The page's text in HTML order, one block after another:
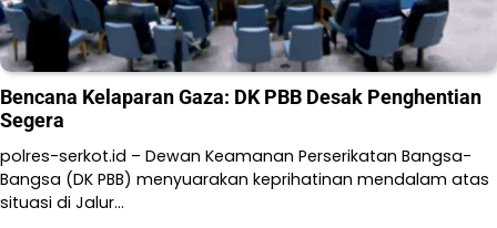
Bencana Kelaparan Gaza: DK PBB Desak Penghentian
Segera
polres-serkot.id – Dewan Keamanan Perserikatan Bangsa-
Bangsa (DK PBB) menyuarakan keprihatinan mendalam atas
situasi di Jalur…